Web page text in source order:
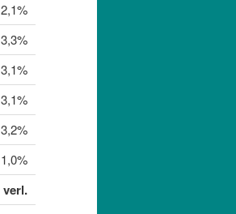
2,1%
3,3%
3,1%
3,1%
3,2%
1,0%
verl.